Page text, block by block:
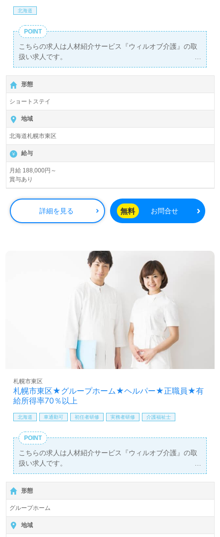
北海道
POINT
こちらの求人は人材紹介サービス『ウィルオブ介護』の取
扱い求人です。
詳細に関してお気軽にご相談ください♪
無料で皆さんの転職活動をサポートいたします。
形態
ショートステイ
地域
北海道札幌市東区
給与
月給 188,000円～
賞与あり
詳細を見る 無料 お問合せ
札幌市東区★グループホーム★ヘルパー★正職員★有
給所得率70％以上
札幌市東区
北海道 車通勤可 初任者研修 実務者研修 介護福祉士
POINT
こちらの求人は人材紹介サービス『ウィルオブ介護』の取
扱い求人です。
詳細に関してお気軽にご相談ください♪
無料で皆さんの転職活動をサポートいたします。
形態
グループホーム
地域